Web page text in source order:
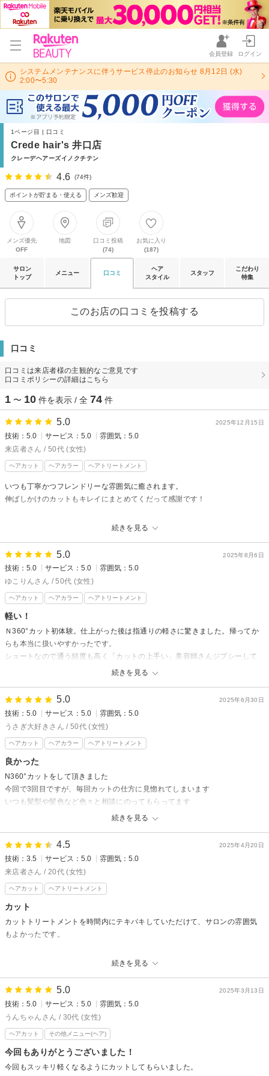
会員登録 ログイン
システムメンテナンスに伴うサービス停止のお知らせ 8月12日 (水)
2:00〜5:30
1ページ目 | 口コミ
Crede hair's 井口店
クレーデヘアーズイノクチテン
4.6 (74件)
ポイントが貯まる・使える メンズ歓迎
メンズ優先
OFF
地図
口コミ投稿
(74)
お気に入り
(187)
サロン
トップ
メニュー 口コミ
ヘア
スタイル
スタッフ
こだわり
特集
このお店の口コミを投稿する
口コミ
口コミは来店者様の主観的なご意見です
口コミポリシーの詳細はこちら
1 〜 10 件を表示 / 全 74 件
2025年12月15日
5.0
技術：5.0 サービス：5.0
雰囲気：5.0
来店者さん / 50代 (女性)
ヘアカット ヘアカラー ヘアトリートメント
続きを見る
いつも丁寧かつフレンドリーな雰囲気に癒されます。
伸ばしかけのカットもキレイにまとめてくだって感謝です！
Crede hair's 井口店からの返信
この度は嬉しい口コミをありがとうございます。
いつもご来店いただき、そして温かいお言葉をいただけて大変嬉しく思い
ます。
伸ばしかけの時期はまとまりにくくなりがちですが、少しでも快適に過ご
していただけるようカットさせていただきました。仕上がりにご満足いた
だけたようで安心しております。
これからもリラックスしてお過ごしいただける空間づくりと、お客様に合
ったスタイルのご提案を心がけてまいります。
またお会いできるのを楽しみにしております。今後ともよろしくお願いい
たします。
2025年8月6日
5.0
技術：5.0 サービス：5.0
雰囲気：5.0
ゆこりんさん / 50代 (女性)
ヘアカット ヘアカラー ヘアトリートメント
軽い！
続きを見る
Ｎ360°カット初体験。仕上がった後は指通りの軽さに驚きました。帰ってか
らも本当に扱いやすかったです。
ショートなので通う頻度も高く「カットの上手い」美容師さんジプシーして
ました。通いやすい自宅近くで見つけられて嬉しいです。
これからもよろしくお願いします！
Crede hair's 井口店からの返信
先日はご来店いただきありがとございました！
帰ってからも本当に扱いやすかったです。」と嬉しい口コミをいただき
大変嬉しく思います。
N360°カットはお手入れの楽さはもちろんですが
またのご来店をお待ちしています！
2025年6月30日
5.0
技術：5.0 サービス：5.0
雰囲気：5.0
うさぎ大好きさん / 50代 (女性)
ヘアカット ヘアカラー ヘアトリートメント
良かった
続きを見る
N360°カットをして頂きました
今回で3回目ですが、毎回カットの仕方に見惚れてしまいます
いつも髪型や髪色など色々と相談にのってもらってます
今回もかわいい髪型にして頂きとても満足です
うさぎ大好き様
先日はN360°カットでのご来店ありがとうございます。
「今回もかわいい髪型にして頂きとても満足です」と
お喜びの声をいただき大変嬉しく思います。
カットの切りかたが通常のカットと違う為見られる方が多いですが
お手入れもしやすくなっていますので毎日のスタイリングを
またのご来店をお待ちしています。
2025年4月20日
4.5
技術：3.5 サービス：5.0
雰囲気：5.0
来店者さん / 20代 (女性)
ヘアカット ヘアトリートメント
カット
続きを見る
カットトリートメントを時間内にテキパキしていただけて、サロンの雰囲気
もよかったです。
Crede hair's 井口店からの返信
先日はご来店いただきありがとうございます！
今回はサロンの雰囲気をお褒めいただき嬉しく思います。
サロン内では落ち着いて過ごしていただけるように
日々反省をいかしながら変えていっていますので
また次回ご来店の際にも心地よく過ごしていただけるように
努めてまいります。
またのご来店をお待ちています。
2025年3月13日
5.0
技術：5.0 サービス：5.0
雰囲気：5.0
うんちゃんさん / 30代 (女性)
ヘアカット その他メニュー(ヘア)
今回もありがとうございました！
今回もスッキリ軽くなるようにカットしてもらいました。